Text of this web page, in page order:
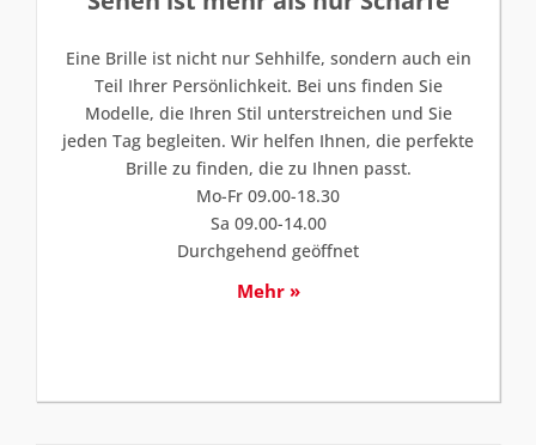
Eine Brille ist nicht nur Sehhilfe, sondern auch ein
Teil Ihrer Persönlichkeit. Bei uns finden Sie
Modelle, die Ihren Stil unterstreichen und Sie
jeden Tag begleiten. Wir helfen Ihnen, die perfekte
Brille zu finden, die zu Ihnen passt.
Mo-Fr 09.00-18.30
Sa 09.00-14.00
Durchgehend geöffnet
Mehr »